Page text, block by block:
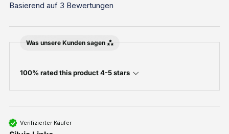
Basierend auf 3 Bewertungen
Was unsere Kunden sagen
100% rated this product 4-5 stars
Verifizierter Käufer